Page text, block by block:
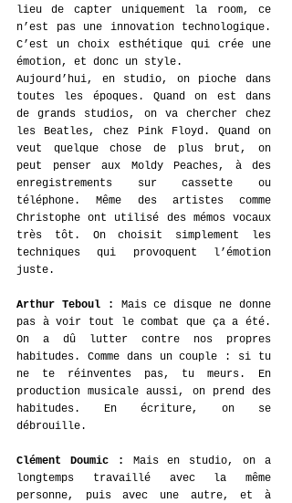
lieu de capter uniquement la room, ce
n’est pas une innovation technologique.
C’est un choix esthétique qui crée une
émotion, et donc un style.
Aujourd’hui, en studio, on pioche dans
toutes les époques. Quand on est dans
de grands studios, on va chercher chez
les Beatles, chez Pink Floyd. Quand on
veut quelque chose de plus brut, on
peut penser aux Moldy Peaches, à des
enregistrements sur cassette ou
téléphone. Même des artistes comme
Christophe ont utilisé des mémos vocaux
très tôt. On choisit simplement les
techniques qui provoquent l’émotion
juste.
Arthur Teboul : Mais ce disque ne donne
pas à voir tout le combat que ça a été.
On a dû lutter contre nos propres
habitudes. Comme dans un couple : si tu
ne te réinventes pas, tu meurs. En
production musicale aussi, on prend des
habitudes. En écriture, on se
débrouille.
Clément Doumic : Mais en studio, on a
longtemps travaillé avec la même
personne, puis avec une autre, et à